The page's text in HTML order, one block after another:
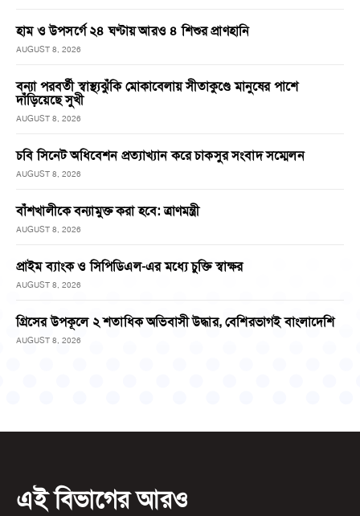
হাম ও উপসর্গে ২৪ ঘণ্টায় আরও ৪ শিশুর প্রাণহানি
AUGUST 8, 2026
বন্যা পরবর্তী স্বাস্থ্যঝুঁকি মোকাবেলায় সীতাকুণ্ডে মানুষের পাশে
দাঁড়িয়েছে সুখী
AUGUST 8, 2026
চবি সিনেট অধিবেশন প্রত্যাখ্যান করে চাকসুর সংবাদ সম্মেলন
AUGUST 8, 2026
বাঁশখালীকে বন্যামুক্ত করা হবে: ত্রাণমন্ত্রী
AUGUST 8, 2026
প্রাইম ব্যাংক ও সিপিডিএল-এর মধ্যে চুক্তি স্বাক্ষর
AUGUST 8, 2026
গ্রিসের উপকূলে ২ শতাধিক অভিবাসী উদ্ধার, বেশিরভাগই বাংলাদেশি
AUGUST 8, 2026
এই বিভাগের আরও